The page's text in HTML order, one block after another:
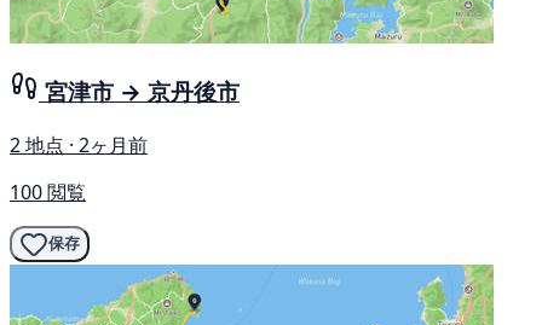
宮津市 → 京丹後市
2 地点 · 2ヶ月前
100 閲覧
保存